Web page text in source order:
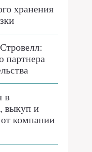
хранения
партнера
в
выкуп и
компании